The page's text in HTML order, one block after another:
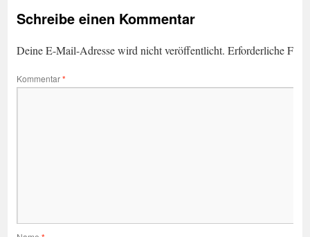
Schreibe einen Kommentar
Deine E-Mail-Adresse wird nicht veröffentlicht. Erforderliche
Kommentar*